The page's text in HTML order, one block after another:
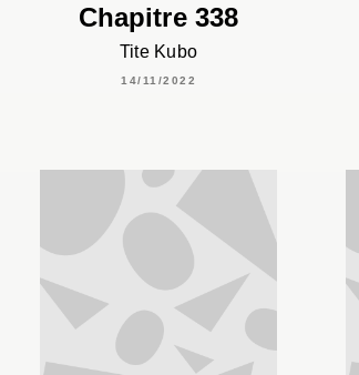
Chapitre 338
Tite Kubo
14/11/2022